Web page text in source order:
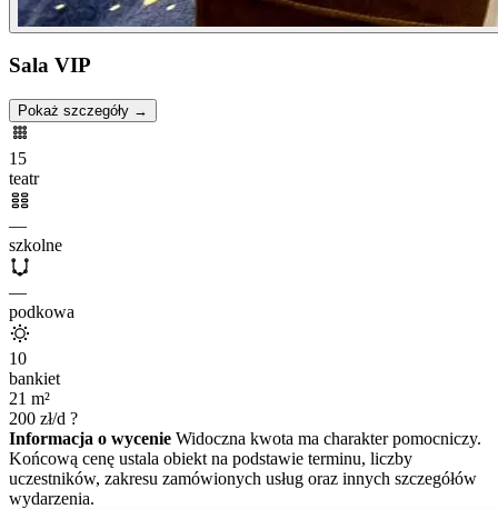
Sala VIP
Pokaż szczegóły →
15
teatr
—
szkolne
—
podkowa
10
bankiet
21 m²
200 zł/d ?
Informacja o wycenie Widoczna kwota ma charakter pomocniczy.
Końcową cenę ustala obiekt na podstawie terminu, liczby
uczestników, zakresu zamówionych usług oraz innych szczegółów
wydarzenia.